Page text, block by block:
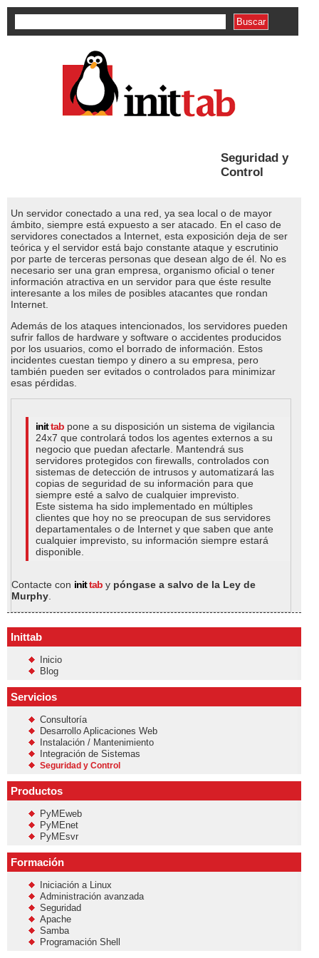
Seguridad y
Control
Un servidor conectado a una red, ya sea local o de mayor
ámbito, siempre está expuesto a ser atacado. En el caso de
servidores conectados a Internet, esta exposición deja de ser
teórica y el servidor está bajo constante ataque y escrutinio
por parte de terceras personas que desean algo de él. No es
necesario ser una gran empresa, organismo oficial o tener
información atractiva en un servidor para que éste resulte
interesante a los miles de posibles atacantes que rondan
Internet.
Además de los ataques intencionados, los servidores pueden
sufrir fallos de hardware y software o accidentes producidos
por los usuarios, como el borrado de información. Estos
incidentes cuestan tiempo y dinero a su empresa, pero
también pueden ser evitados o controlados para minimizar
esas pérdidas.
pone a su disposición un sistema de vigilancia
24x7 que controlará todos los agentes externos a su
negocio que puedan afectarle. Mantendrá sus
servidores protegidos con firewalls, controlados con
sistemas de detección de intrusos y automatizará las
copias de seguridad de su información para que
siempre esté a salvo de cualquier imprevisto.
Este sistema ha sido implementado en múltiples
clientes que hoy no se preocupan de sus servidores
departamentales o de Internet y que saben que ante
cualquier imprevisto, su información siempre estará
disponible.
Contacte con y póngase a salvo de la Ley de
Murphy
Inittab
Inicio
Blog
Servicios
Consultoría
Desarrollo Aplicaciones Web
Instalación / Mantenimiento
Integración de Sistemas
Seguridad y Control
Productos
PyMEweb
PyMEnet
PyMEsvr
Formación
Iniciación a Linux
Administración avanzada
Seguridad
Apache
Samba
Programación Shell